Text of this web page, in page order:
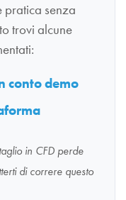
pratica senza
trovi alcune
conto demo
in CFD perde
di correre questo